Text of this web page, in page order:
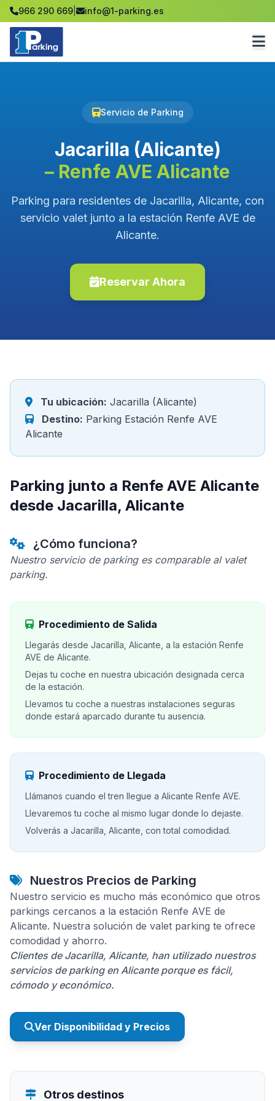
966 290 669 info@1-parking.es
Servicio de Parking
Jacarilla (Alicante)
– Renfe AVE Alicante
Parking para residentes de Jacarilla, Alicante, con
servicio valet junto a la estación Renfe AVE de
Alicante.
Reservar Ahora
Tu ubicación: Jacarilla (Alicante)
Destino: Parking Estación Renfe AVE
Alicante
Parking junto a Renfe AVE Alicante
desde Jacarilla, Alicante
¿Cómo funciona?
Nuestro servicio de parking es comparable al valet
parking.
Procedimiento de Salida
Llegarás desde Jacarilla, Alicante, a la estación Renfe
AVE de Alicante.
Dejas tu coche en nuestra ubicación designada cerca
de la estación.
Llevamos tu coche a nuestras instalaciones seguras
donde estará aparcado durante tu ausencia.
Procedimiento de Llegada
Llámanos cuando el tren llegue a Alicante Renfe AVE.
Llevaremos tu coche al mismo lugar donde lo dejaste.
Volverás a Jacarilla, Alicante, con total comodidad.
Nuestros Precios de Parking
Nuestro servicio es mucho más económico que otros
parkings cercanos a la estación Renfe AVE de
Alicante. Nuestra solución de valet parking te ofrece
comodidad y ahorro.
Clientes de Jacarilla, Alicante, han utilizado nuestros
servicios de parking en Alicante porque es fácil,
cómodo y económico.
Ver Disponibilidad y Precios
Otros destinos